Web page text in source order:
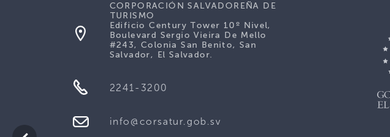
CORPORACIÓN SALVADOREÑA DE
TURISMO
Edificio Century Tower 10º Nivel,
Boulevard Sergio Vieira De Mello
#243, Colonia San Benito, San
Salvador, El Salvador.
2241-3200
info@corsatur.gob.sv